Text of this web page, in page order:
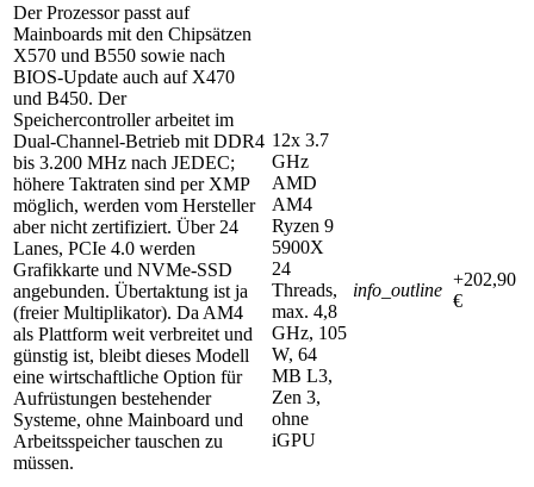
Der Prozessor passt auf
Mainboards mit den Chipsätzen
X570 und B550 sowie nach
BIOS-Update auch auf X470
und B450. Der
Speichercontroller arbeitet im
Dual-Channel-Betrieb mit DDR4
bis 3.200 MHz nach JEDEC;
höhere Taktraten sind per XMP
möglich, werden vom Hersteller
aber nicht zertifiziert. Über 24
Lanes, PCIe 4.0 werden
Grafikkarte und NVMe-SSD
angebunden. Übertaktung ist ja
(freier Multiplikator). Da AM4
als Plattform weit verbreitet und
günstig ist, bleibt dieses Modell
eine wirtschaftliche Option für
Aufrüstungen bestehender
Systeme, ohne Mainboard und
Arbeitsspeicher tauschen zu
müssen.
12x 3.7
GHz
AMD
AM4
Ryzen 9
5900X
24
Threads,
max. 4,8
GHz, 105
W, 64
MB L3,
Zen 3,
ohne
iGPU
info_outline
+202,90
€